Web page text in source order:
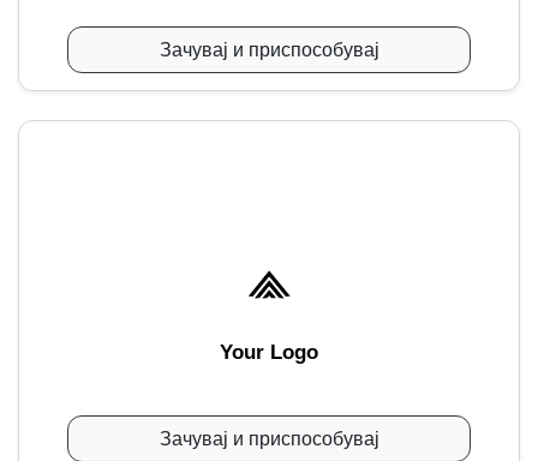
Зачувај и приспособувај
Your Logo
Зачувај и приспособувај